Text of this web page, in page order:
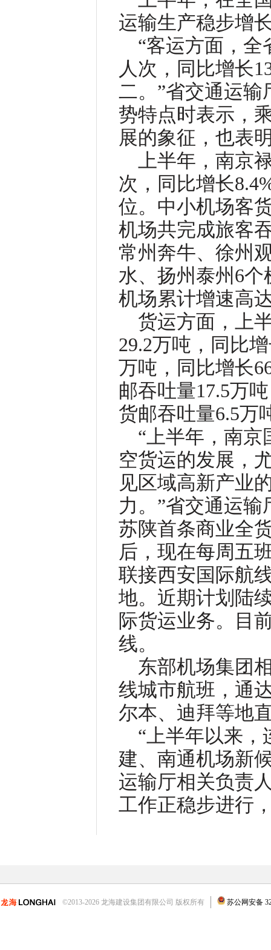
运输生产稳步增
“客运方面，全
人次，同比增长
二。”省交通运
势特点时表示，
展的象征，也表
上半年，南京
次，同比增长
位。中小机场客
机场共完成旅客
常州奔牛、徐州
水、扬州泰州6个
机场累计增速高
货运方面，上
29.2万吨，同比
万吨，同比增长
邮吞吐量17.5万
货邮吞吐量6.5万
“上半年，南
空货运的发展，
见区域高新产业
力。”省交通运
苏陕首条商业全
后，现在每周五
联接西安国际航
地。近期计划陆
际货运业务。目
线。
东部机场集团
线城市航班，通
尔本、迪拜等地
“上半年以来
建、南通机场新
运输厅相关负责
工作正稳步进行
©2013-2026 龙海建设集团有限公司 版权所有 苏公网安备